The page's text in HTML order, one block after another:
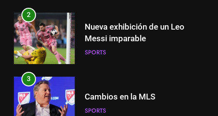
2
Nueva exhibición de un Leo
Messi imparable
SPORTS
3
Cambios en la MLS
SPORTS